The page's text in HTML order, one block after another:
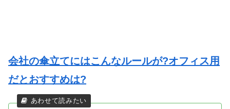
会社の傘立てにはこんなルールが?オフィス用
だとおすすめは?